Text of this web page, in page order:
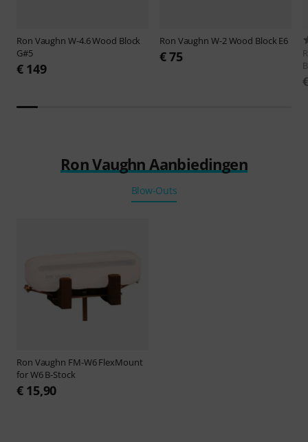
Ron Vaughn W-4.6 Wood Block
G#5
€ 149
Ron Vaughn W-2 Wood Block E6
€ 75
Ron Vaughn Aanbiedingen
Blow-Outs
Ron Vaughn FM-W6 FlexMount
for W6 B-Stock
€ 15,90